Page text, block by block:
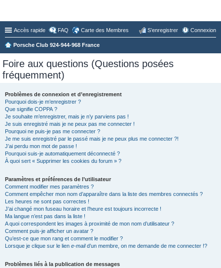
Accès rapide FAQ Carte des Membres Connexion
S’enregistrer
Porsche Club 924-944-968 France
Foire aux questions (Questions posées
fréquemment)
Problèmes de connexion et d’enregistrement
Pourquoi dois-je m’enregistrer ?
Que signifie COPPA ?
Je souhaite m’enregistrer, mais je n’y parviens pas !
Je suis enregistré mais je ne peux pas me connecter !
Pourquoi ne puis-je pas me connecter ?
Je me suis enregistré par le passé mais je ne peux plus me connecter ?!
J’ai perdu mon mot de passe !
Pourquoi suis-je automatiquement déconnecté ?
À quoi sert « Supprimer les cookies du forum » ?
Paramètres et préférences de l’utilisateur
Comment modifier mes paramètres ?
Comment empêcher mon nom d’apparaître dans la liste des membres connectés ?
Les heures ne sont pas correctes !
J’ai changé mon fuseau horaire et l’heure est toujours incorrecte !
Ma langue n’est pas dans la liste !
A quoi correspondent les images à proximité de mon nom d’utilisateur ?
Comment puis-je afficher un avatar ?
Qu’est-ce que mon rang et comment le modifier ?
Lorsque je clique sur le lien e-maild’un membre, on me demande de me connecter !?
Problèmes liés à la publication de messages